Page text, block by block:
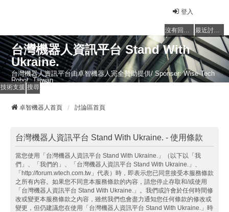
登入
沒有回覆的主題 最近討論的主題
台灣機器人資訊平台 Stand With
Ukraine.
台灣機器人資訊平台由卓智機器人完全贊助提供/ Sponser: Wise-Tech
Robot, Taiwan
技術支援 搜尋
卓智機器人首頁 討論區首頁
台灣機器人資訊平台 Stand With Ukraine. - 使用條款
當您使用「台灣機器人資訊平台 Stand With Ukraine.」（以下以「我
們」、「我們的」、「台灣機器人資訊平台 Stand With Ukraine.」、
「http://forum.wtech.com.tw」代表）時，即表示您已同意接受本服務條款
之所有內容。如果您不同意本服務條款的內容，請您停止存取和/或使用
「台灣機器人資訊平台 Stand With Ukraine.」。我們或許會於任何時間修
改或變更本服務條款之內容，雖然我們也會盡力通知您任何條款的修改或
變更，但仍建議您在使用「台灣機器人資訊平台 Stand With Ukraine.」時